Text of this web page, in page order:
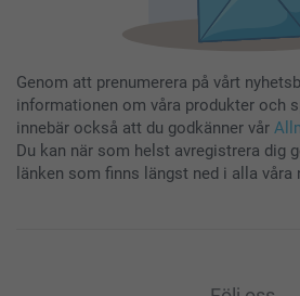
Genom att prenumerera på vårt
informationen om våra produkter och
innebär också att du godkänner vår
Du kan när som helst avregistrera dig
länken som finns längst ned i alla våra